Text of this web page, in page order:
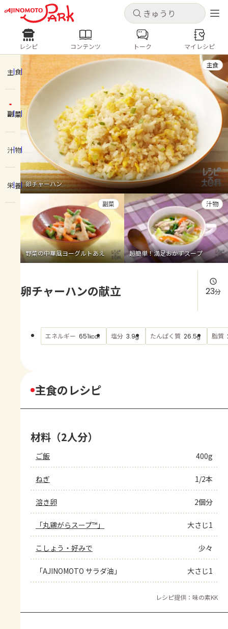
キャンセル
ログインするとレシピを保存できます
ログイン
ホーム
コンテンツ
レシピ
トーク
よくあるお問い合わせ
お買い物
AJINOMOTO PARK とは
キャンセル
レシピ コンテンツ
人気の食材・レシピ
きゅうり なす トマト
とうもろこし
ピーマン
みょうが ゴーヤ
レシピ コンテンツ トーク マイレシピ
主食
副菜
汁物
栄養 卵チャーハン
主食
野菜の中華風ヨーグルトあえ
副菜
超簡単！満足おかずスープ
汁物
卵チャーハンの献立 23分
エネルギー 651kcal 塩分 3.9g たんぱく質 26.5g 脂質
主食のレシピ
材料（2人分）
ご飯 400g
ねぎ 1/2本
溶き卵 2個分
「丸鶏がらスープ™」 大さじ1
こしょう・好みで 少々
「AJINOMOTO サラダ油」 大さじ1
レシピ提供：味の素KK